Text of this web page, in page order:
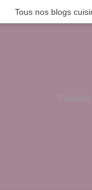
Tous nos blogs
Publicité